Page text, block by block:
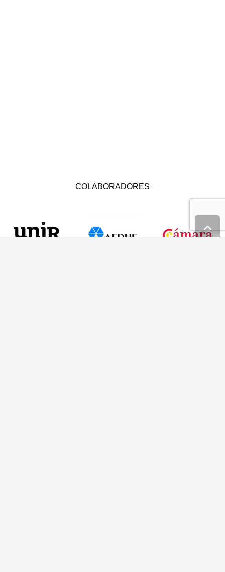
COLABORADORES